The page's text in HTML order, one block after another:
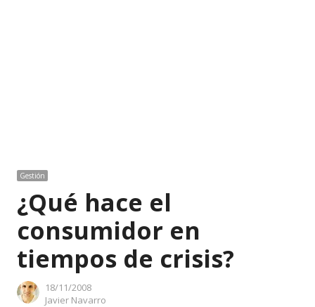
Gestión
¿Qué hace el
consumidor en
tiempos de crisis?
18/11/2008
Author
Javier Navarro